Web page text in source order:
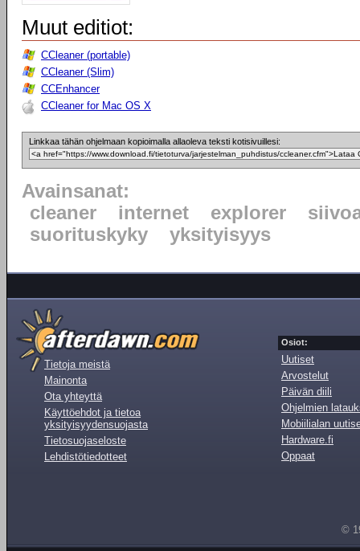
Muut editiot:
CCleaner (portable)
CCleaner (Slim)
CCEnhancer
CCleaner for Mac OS X
Linkkaa tähän ohjelmaan kopioimalla allaoleva teksti kotisivuillesi:
Avainsanat:
cleaner
internet explorer
suorituskyky
yksityisyys
Tietoja meistä
Mainonta
Ota yhteyttä
Käyttöehdot ja tietoa
yksityisyydensuojasta
Tietosuojaseloste
Lehdistötiedotteet
Osiot:
Uutiset
Arvostelut
Päivän diili
Ohjelmien
Mobiilialan
Hardware.fi
Oppaat
©